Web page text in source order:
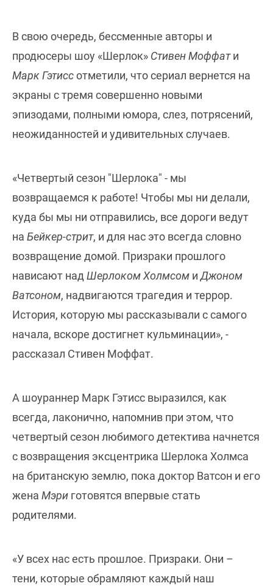
В свою очередь, бессменные авторы и
продюсеры шоу «Шерлок» Стивен Моффати
Марк Гэтиссотметили, что сериал вернется на
экраны с тремя совершенно новыми
эпизодами, полными юмора, слез, потрясений,
неожиданностей и удивительных случаев.
«Четвертый сезон "Шерлока" - мы
возвращаемся к работе! Чтобы мы ни делали,
куда бы мы ни отправились, все дороги ведут
на Бейкер-стрит, и для нас это всегда словно
возвращение домой. Призраки прошлого
нависают надШерлоком Холмсом иДжоном
Ватсоном, надвигаются трагедия и террор.
История, которую мы рассказывали с самого
начала, вскоре достигнет кульминации», -
рассказал Стивен Моффат.
А шоураннер Марк Гэтисс выразился, как
всегда, лаконично, напомнив при этом, что
четвертый сезон любимого детектива начнется
с возвращения эксцентрика Шерлока Холмса
на британскую землю, пока доктор Ватсон и его
жена Мэри готовятся впервые стать
родителями.
«У всех нас есть прошлое. Призраки. Они –
тени, которые обрамляют каждый наш